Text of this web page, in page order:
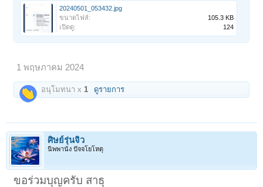
20240501_053432.jpg
ขนาดไฟล์:
105.3 KB
เปิดดู:
124
1 พฤษภาคม 2024
อนุโมทนา x1 ดูรายการ
ศิษย์รุ่นจิ๋ว
นิพพานัง ปัจจโยโหตุ
ขอร่วมบุญครับ สาธุ